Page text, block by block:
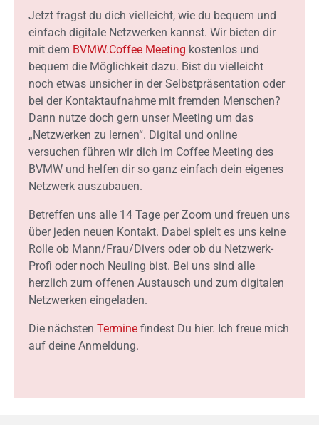
Jetzt fragst du dich vielleicht, wie du bequem und
einfach digitale Netzwerken kannst. Wir bieten dir
mit dem BVMW.Coffee Meeting kostenlos und
bequem die Möglichkeit dazu. Bist du vielleicht
noch etwas unsicher in der Selbstpräsentation oder
bei der Kontaktaufnahme mit fremden Menschen?
Dann nutze doch gern unser Meeting um das
„Netzwerken zu lernen“. Digital und online
versuchen führen wir dich im Coffee Meeting des
BVMW und helfen dir so ganz einfach dein eigenes
Netzwerk auszubauen.
Betreffen uns alle 14 Tage per Zoom und freuen uns
über jeden neuen Kontakt. Dabei spielt es uns keine
Rolle ob Mann/Frau/Divers oder ob du Netzwerk-
Profi oder noch Neuling bist. Bei uns sind alle
herzlich zum offenen Austausch und zum digitalen
Netzwerken eingeladen.
Die nächsten Termine findest Du hier. Ich freue mich
auf deine Anmeldung.